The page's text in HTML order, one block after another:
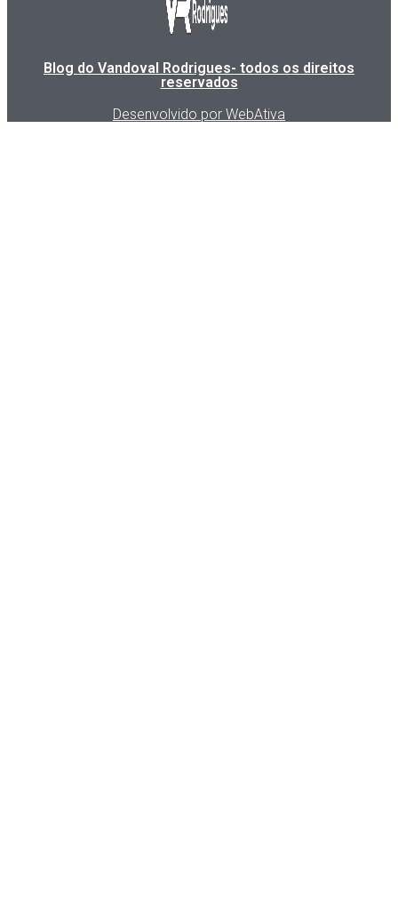
Blog do Vandoval Rodrigues- todos os direitos
reservados
Desenvolvido por WebAtiva